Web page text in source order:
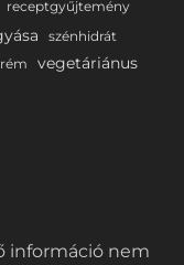
receptgyűjtemény
szénhidrát
vegetáriánus
információ nem